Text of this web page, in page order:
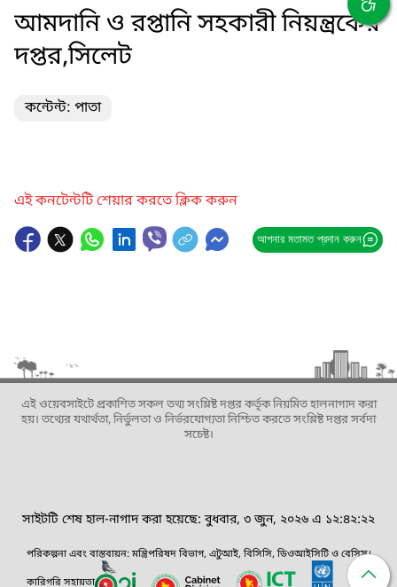
আমদানি ও রপ্তানি সহকারী নিয়ন্ত্রকের
দপ্তর,সিলেট
কন্টেন্ট: পাতা
এই কনটেন্টটি শেয়ার করতে ক্লিক করুন
আপনার মতামত প্রদান করুন
এই ওয়েবসাইটে প্রকাশিত সকল তথ্য সংশ্লিষ্ট দপ্তর কর্তৃক নিয়মিত হালনাগাদ করা
হয়। তথ্যের যথার্থতা, নির্ভুলতা ও নির্ভরযোগ্যতা নিশ্চিত করতে সংশ্লিষ্ট দপ্তর সর্বদা
সচেষ্ট।
সাইটটি শেষ হাল-নাগাদ করা হয়েছে: বুধবার, ৩ জুন, ২০২৬ এ ১২:৪২:২২
পরিকল্পনা এবং বাস্তবায়ন: মন্ত্রিপরিষদ বিভাগ, এটুআই, বিসিসি, ডিওআইসিটি ও বেসিস।
কারিগরি সহায়তা